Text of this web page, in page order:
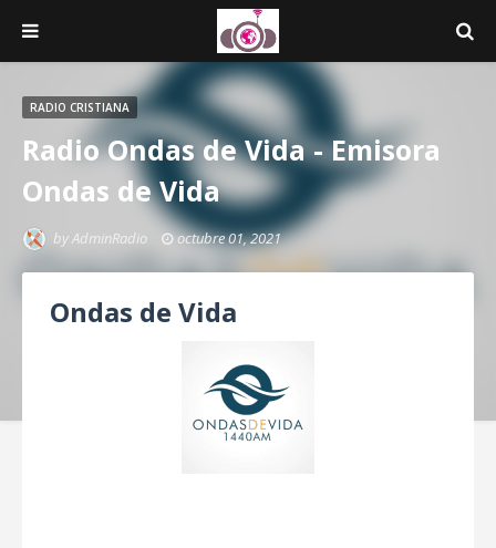
RADIO CRISTIANA
Radio Ondas de Vida - Emisora
Ondas de Vida
byAdminRadio octubre 01, 2021
Ondas de Vida